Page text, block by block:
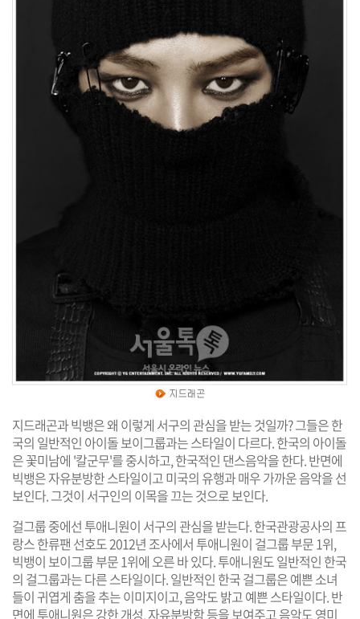
지드래곤과 빅뱅은 왜 이렇게 서구의 관심을 받는 것일까? 그들은 한
국의 일반적인 아이돌 보이그룹과는 스타일이 다르다. 한국의 아이돌
은 꽃미남에 '칼군무'를 중시하고, 한국적인 댄스음악을 한다. 반면에
빅뱅은 자유분방한 스타일이고 미국의 유행과 매우 가까운 음악을 선
보인다. 그것이 서구인의 이목을 끄는 것으로 보인다.
걸그룹 중에선 투애니원이 서구의 관심을 받는다. 한국관광공사의 프
랑스 한류팬 선호도 2012년 조사에서 투애니원이 걸그룹 부문 1위,
빅뱅이 보이그룹 부문 1위에 오른 바 있다. 투애니원도 일반적인 한국
의 걸그룹과는 다른 스타일이다. 일반적인 한국 걸그룹은 예쁜 소녀
들이 귀엽게 춤을 추는 이미지이고, 음악도 밝고 예쁜 스타일이다. 반
면에 투애니원은 강한 개성, 자유분방함 등을 보여주고 음악도 영미